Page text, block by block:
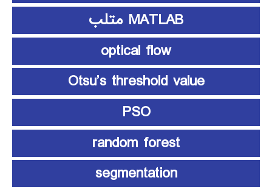
MATLAB متلب
optical flow
Otsu’s threshold value
PSO
random forest
segmentation